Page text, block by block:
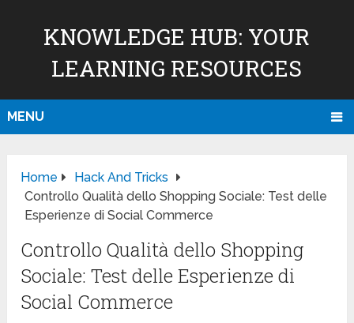
KNOWLEDGE HUB: YOUR
LEARNING RESOURCES
MENU
Home
Hack And Tricks
Controllo Qualità dello Shopping Sociale: Test delle
Esperienze di Social Commerce
Controllo Qualità dello Shopping
Sociale: Test delle Esperienze di
Social Commerce